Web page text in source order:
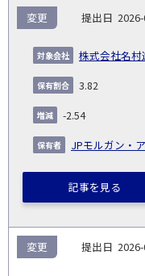
株式会社名村
変更
3.82
-2.54
JPモルガン・
記事を見る
変更